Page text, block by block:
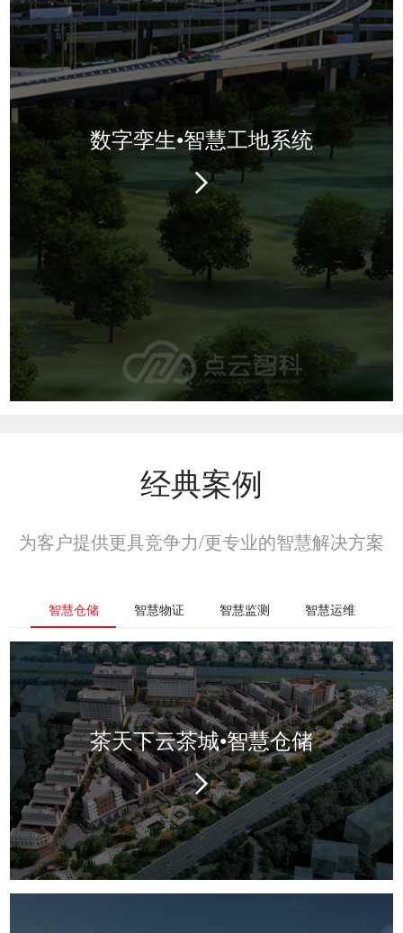
数字孪生•智慧工地系统
经典案例
为客户提供更具竞争力/更专业的智慧解决方案
智慧仓储 智慧物证 智慧监测 智慧运维
茶天下云茶城•智慧仓储